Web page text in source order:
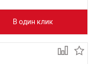
В один клик